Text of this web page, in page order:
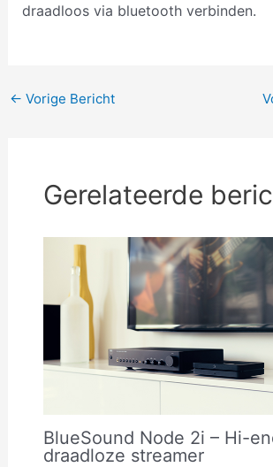
draadloos via bluetooth verbinden.
Bericht
← Vorige Bericht
Gerelateerde
BlueSound Node 2i – Hi-
draadloze streamer